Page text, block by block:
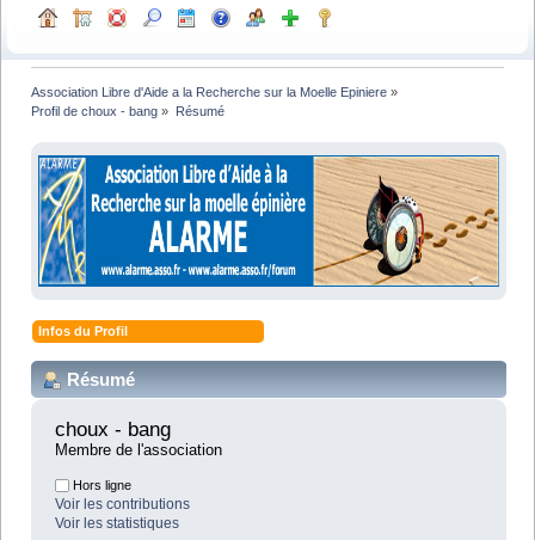
Association Libre d'Aide a la Recherche sur la Moelle Epiniere »
Profil de choux - bang » Résumé
Infos du Profil
Résumé
choux - bang
Membre de l'association
Hors ligne
Voir les contributions
Voir les statistiques